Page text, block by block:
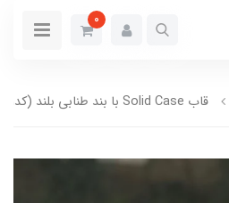
0
قاب Solid Case با بند طنابی بلند (کدC1561)